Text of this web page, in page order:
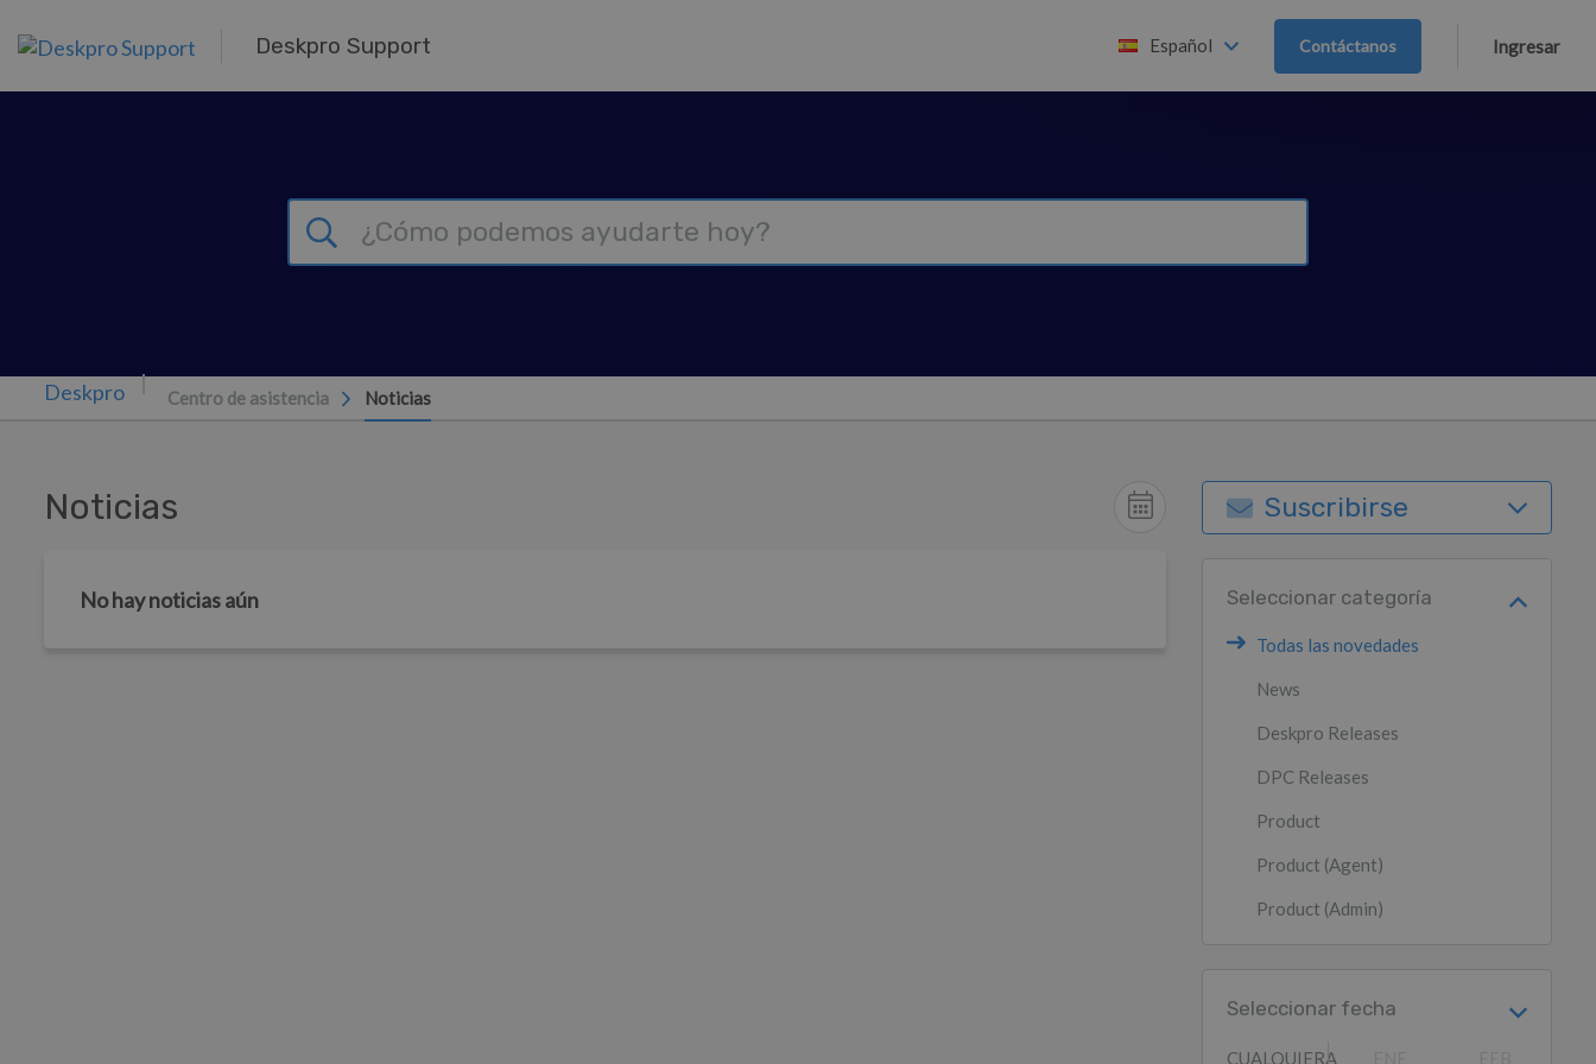
Deskpro Support Español Contáctanos Ingresar
Centro de asistencia Noticias
Noticias
No hay noticias aún
Suscribirse
Seleccionar categoría
Todas las novedades
News
Deskpro Releases
DPC Releases
Product
Product (Agent)
Product (Admin)
Seleccionar fecha
CUALQUIERA